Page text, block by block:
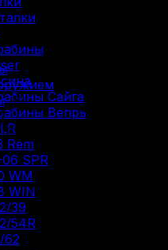
Сайга
Вепрь
Rem
SPR
WM
WIN
39
54R
62
(13)
(6)
(6)